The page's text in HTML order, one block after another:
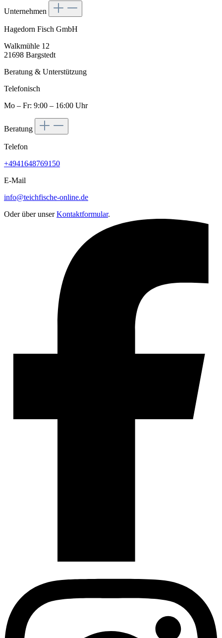
Unternehmen
Hagedorn Fisch GmbH
Walkmühle 12
21698 Bargstedt
Beratung & Unterstützung
Telefonisch
Mo – Fr: 9:00 – 16:00 Uhr
Beratung
Telefon
+4941648769150
E-Mail
info@teichfische-online.de
Oder über unserKontaktformular.